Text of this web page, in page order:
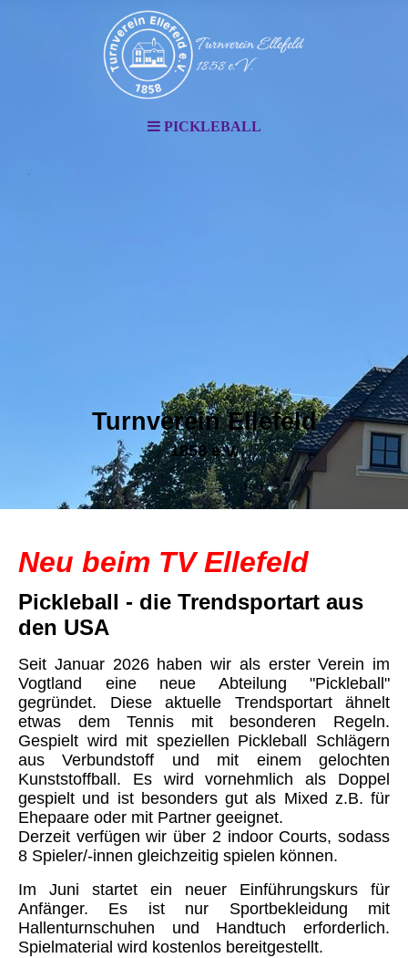
PICKLEBALL
Turnverein Ellefeld
1858 e.V.
Neu beim TV Ellefeld
Pickleball - die Trendsportart aus
den USA
Seit Januar 2026 haben wir als erster Verein im
Vogtland eine neue Abteilung "Pickleball"
gegründet. Diese aktuelle Trendsportart ähnelt
etwas dem Tennis mit besonderen Regeln.
Gespielt wird mit speziellen Pickleball Schlägern
aus Verbundstoff und mit einem gelochten
Kunststoffball. Es wird vornehmlich als Doppel
gespielt und ist besonders gut als Mixed z.B. für
Ehepaare oder mit Partner geeignet.
Derzeit verfügen wir über 2 indoor Courts, sodass
8 Spieler/-innen gleichzeitig spielen können.
Im Juni startet ein neuer Einführungskurs für
Anfänger. Es ist nur Sportbekleidung mit
Hallenturnschuhen und Handtuch erforderlich.
Spielmaterial wird kostenlos bereitgestellt.